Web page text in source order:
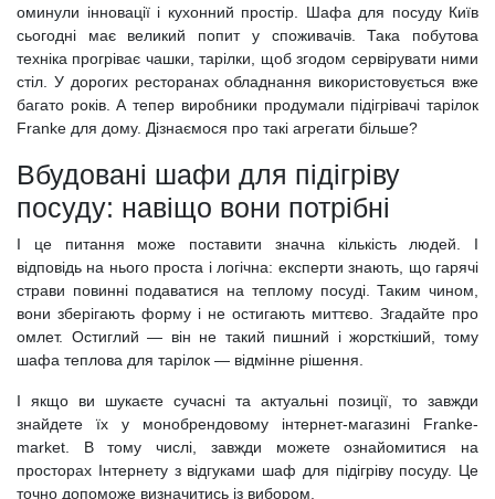
оминули інновації і кухонний простір. Шафа для посуду Київ
сьогодні має великий попит у споживачів. Така побутова
техніка прогріває чашки, тарілки, щоб згодом сервірувати ними
стіл. У дорогих ресторанах обладнання використовується вже
багато років. А тепер виробники продумали підігрівачі тарілок
Franke для дому. Дізнаємося про такі агрегати більше?
Вбудовані шафи для підігріву
посуду: навіщо вони потрібні
І це питання може поставити значна кількість людей. І
відповідь на нього проста і логічна: експерти знають, що гарячі
страви повинні подаватися на теплому посуді. Таким чином,
вони зберігають форму і не остигають миттєво. Згадайте про
омлет. Остиглий — він не такий пишний і жорсткіший, тому
шафа теплова для тарілок — відмінне рішення.
І якщо ви шукаєте сучасні та актуальні позиції, то завжди
знайдете їх у монобрендовому інтернет-магазині Franke-
market. В тому числі, завжди можете ознайомитися на
просторах Інтернету з відгуками шаф для підігріву посуду. Це
точно допоможе визначитись із вибором.